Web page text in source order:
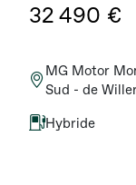
32 490 €
MG Motor
Sud - de
Hybride